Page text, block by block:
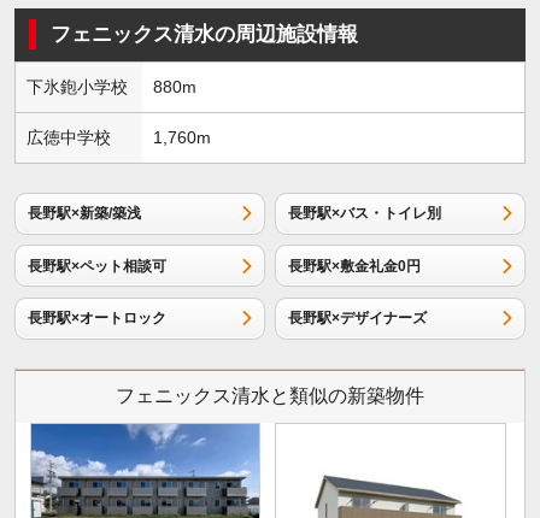
フェニックス清水の周辺施設情報
下氷鉋小学校 880m
広徳中学校 1,760m
長野駅×新築/築浅 長野駅×バス・トイレ別
長野駅×ペット相談可 長野駅×敷金礼金0円
長野駅×オートロック 長野駅×デザイナーズ
フェニックス清水と類似の新築物件